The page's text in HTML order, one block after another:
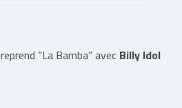
reprend “La Bamba” avec Billy Idol